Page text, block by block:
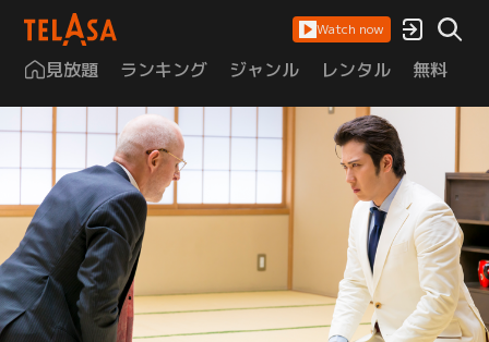
Watch now
見放題 ランキング ジャンル レンタル 無料